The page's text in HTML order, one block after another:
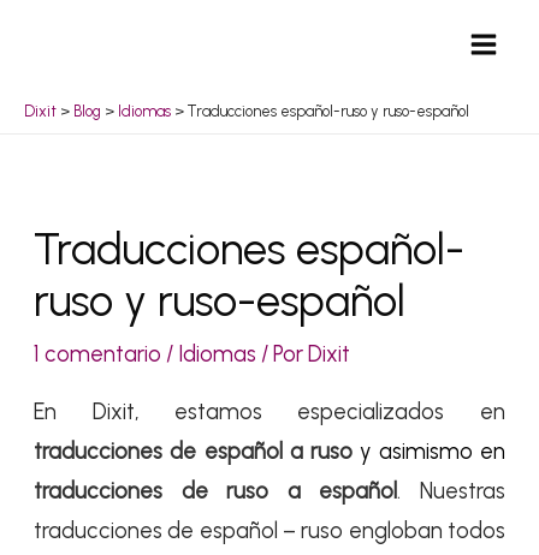
Dixit > Blog > Idiomas > Traducciones español-ruso y ruso-español
Traducciones español-
ruso y ruso-español
1 comentario / Idiomas / Por Dixit
En Dixit, estamos especializados en
traducciones de español a rusoy asimismo en
traducciones de ruso a español. Nuestras
traducciones de español – ruso engloban todos
entradas